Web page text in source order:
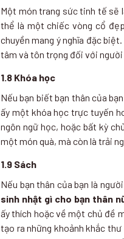
Một món trang sức tinh tế sẽ
thể là một chiếc vòng cổ
chuyền mang ý nghĩa đặc
tâm và tôn trọng đối với người
1.8 Khóa học
Nếu bạn biết bạn thân của
ấy một khóa học trực tuyến
ngôn ngữ học, hoặc bất kỳ
một món quà, mà còn là trải
1.9 Sách
Nếu bạn thân của bạn là
sinh nhật gì cho bạn thân
ấy thích hoặc về một chủ đề
tạo ra những khoảnh khắc